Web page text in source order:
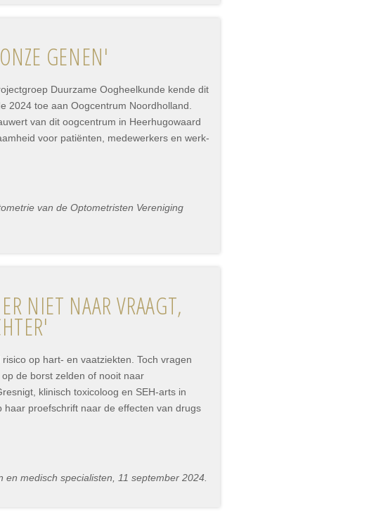
GENEN'
Duurzame Oogheelkunde kende dit
2024 toe aan Oogcentrum Noordholland.
van dit oogcentrum in Heerhugowaard
voor patiënten, medewerkers en werk-
van de Optometristen Vereniging
NIET NAAR VRAAGT,
op hart- en vaatziekten. Toch vragen
de borst zelden of nooit naar
klinisch toxicoloog en SEH-arts in
haar proefschrift naar de effecten van drugs
medisch specialisten, 11 september 2024.